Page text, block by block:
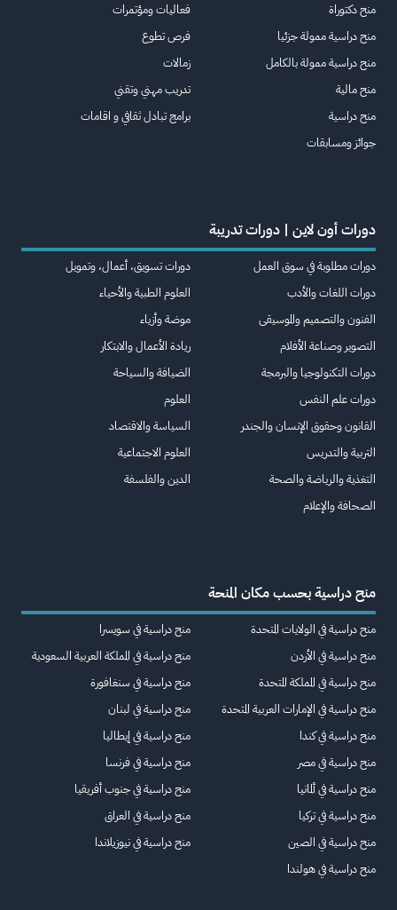
منح دكتوراة
منح دراسية ممولة جزئيا
منح دراسية ممولة بالكامل
منح مالية
منح دراسية
جوائز ومسابقات
فعاليات ومؤتمرات
فرص تطوع
زمالات
تدريب مهني وتقني
برامج تبادل ثقافي و اقامات
دورات أون لاين | دورات تدريبة
دورات مطلوبة في سوق العمل
دورات اللغات والأدب
الفنون والتصميم والموسيقى
التصوير وصناعة الأفلام
دورات التكنولوجيا والبرمجة
دورات علم النفس
القانون وحقوق الإنسان والجندر
التربية والتدريس
التغذية والرياضة والصحة
الصحافة والإعلام
دورات تسويق، أعمال، وتمويل
العلوم الطبية والأحياء
موضة وأزياء
ريادة الأعمال والابتكار
الضيافة والسياحة
العلوم
السياسة والاقتصاد
العلوم الاجتماعية
الدين والفلسفة
منح دراسية بحسب مكان المنحة
منح دراسية في الولايات المتحدة
منح دراسية في الأردن
منح دراسية في المملكة المتحدة
منح دراسية في الإمارات العربية المتحدة
منح دراسية في كندا
منح دراسية في مصر
منح دراسية في ألمانيا
منح دراسية في تركيا
منح دراسية في الصين
منح دراسية في هولندا
منح دراسية في سويسرا
منح دراسية في المملكة العربية السعودية
منح دراسية في سنغافورة
منح دراسية في لبنان
منح دراسية في إيطاليا
منح دراسية في فرنسا
منح دراسية في جنوب أفريقيا
منح دراسية في العراق
منح دراسية في نيوزيلاندا